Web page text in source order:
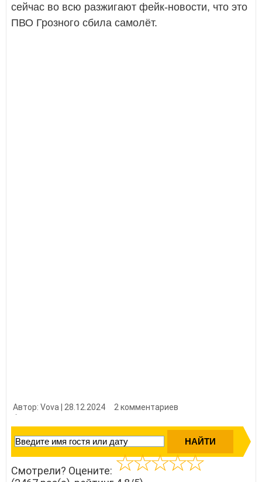
сейчас во всю разжигают фейк-новости, что это
ПВО Грозного сбила самолёт.
Автор: Vova | 28.12.2024
2 комментариев
Смотрели? Оцените: